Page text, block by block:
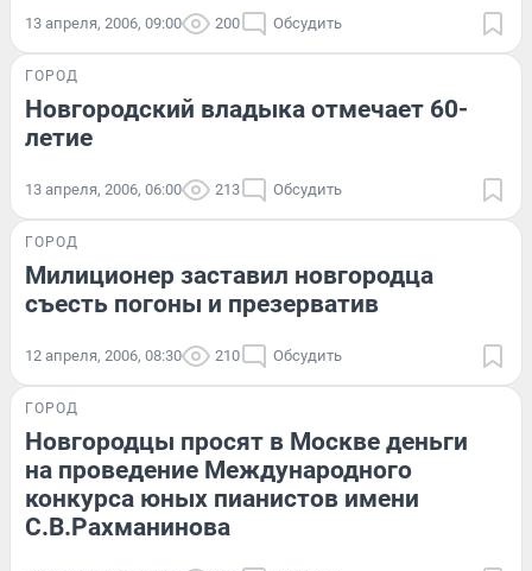
13 апреля, 2006, 09:00 200 Обсудить
ГОРОД
Новгородский владыка отмечает 60-
летие
13 апреля, 2006, 06:00 213 Обсудить
ГОРОД
Милиционер заставил новгородца
съесть погоны и презерватив
12 апреля, 2006, 08:30 210 Обсудить
ГОРОД
Новгородцы просят в Москве деньги
на проведение Международного
конкурса юных пианистов имени
С.В.Рахманинова